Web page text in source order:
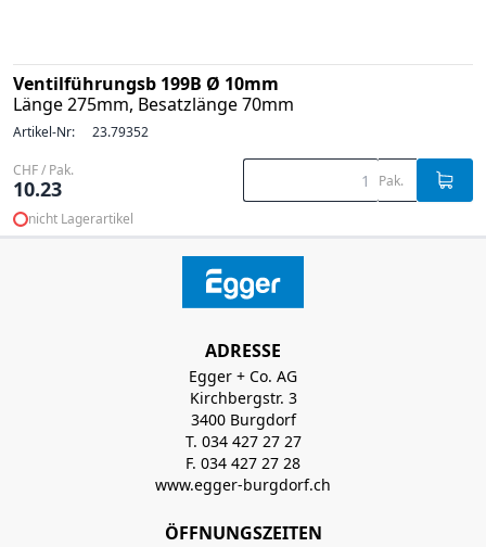
Ventilführungsb 199B Ø 10mm
Länge 275mm, Besatzlänge 70mm
Artikel-Nr: 23.79352
CHF / Pak.
10.23 Pak.
nicht Lagerartikel
ADRESSE
Egger + Co. AG
Kirchbergstr. 3
3400 Burgdorf
T. 034 427 27 27
F. 034 427 27 28
www.egger-burgdorf.ch
ÖFFNUNGSZEITEN